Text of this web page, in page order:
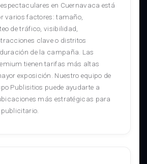
en Cuernavaca está
varios factores: tamaño,
de tráfico, visibilidad,
clave o distritos
de la campaña. Las
tienen tarifas más altas
exposición. Nuestro equipo de
Publisitios puede ayudarte a
más estratégicas para